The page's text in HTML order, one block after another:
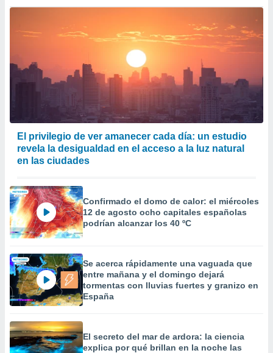
El privilegio de ver amanecer cada día: un estudio
revela la desigualdad en el acceso a la luz natural
en las ciudades
Confirmado el domo de calor: el miércoles
12 de agosto ocho capitales españolas
podrían alcanzar los 40 ºC
Se acerca rápidamente una vaguada que
entre mañana y el domingo dejará
tormentas con lluvias fuertes y granizo en
España
El secreto del mar de ardora: la ciencia
explica por qué brillan en la noche las